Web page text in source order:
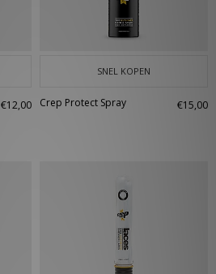
€12,00
SNEL KOPEN
Crep Protect Spray €15,00